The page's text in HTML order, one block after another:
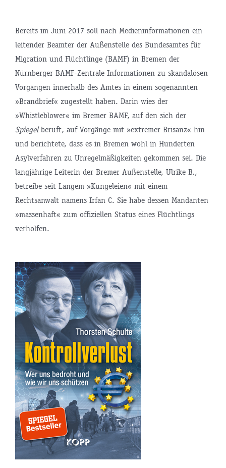
Bereits im Juni 2017 soll nach Medieninformationen ein
leitender Beamter der Außenstelle des Bundesamtes für
Migration und Flüchtlinge (BAMF) in Bremen der
Nürnberger BAMF-Zentrale Informationen zu skandalösen
Vorgängen innerhalb des Amtes in einem sogenannten
»Brandbrief« zugestellt haben. Darin wies der
»Whistleblower« im Bremer BAMF, auf den sich der
Spiegelberuft, auf Vorgänge mit »extremer Brisanz« hin
und berichtete, dass es in Bremen wohl in Hunderten
Asylverfahren zu Unregelmäßigkeiten gekommen sei. Die
langjährige Leiterin der Bremer Außenstelle, Ulrike B.,
betreibe seit Langem »Kungeleien« mit einem
Rechtsanwalt namens Irfan C. Sie habe dessen Mandanten
»massenhaft« zum offiziellen Status eines Flüchtlings
verholfen.